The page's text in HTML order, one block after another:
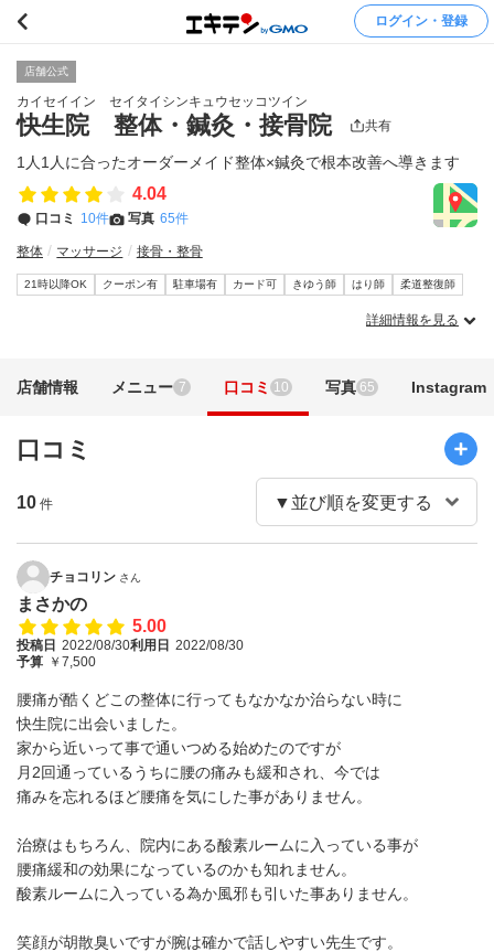
ログイン・登録
店舗公式
カイセイイン セイタイシンキュウセッコツイン
快生院 整体・鍼灸・接骨院 共有
1人1人に合ったオーダーメイド整体×鍼灸で根本改善へ導きます
4.04
口コミ 10件 写真 65件
整体 マッサージ 接骨・整骨
21時以降OK クーポン有 駐車場有 カード可 きゆう師 はり師 柔道整復師
詳細情報を見る
店舗情報 メニュー 7 口コミ 10 写真 65 Instagram
口コミ
10 件
チョコリン さん
まさかの
5.00
投稿日 2022/08/30利用日 2022/08/30
予算 ￥7,500
腰痛が酷くどこの整体に行ってもなかなか治らない時に
快生院に出会いました。
家から近いって事で通いつめる始めたのですが
月2回通っているうちに腰の痛みも緩和され、今では
痛みを忘れるほど腰痛を気にした事がありません。
治療はもちろん、院内にある酸素ルームに入っている事が
腰痛緩和の効果になっているのかも知れません。
酸素ルームに入っている為か風邪も引いた事ありません。
笑顔が胡散臭いですが腕は確かで話しやすい先生です。